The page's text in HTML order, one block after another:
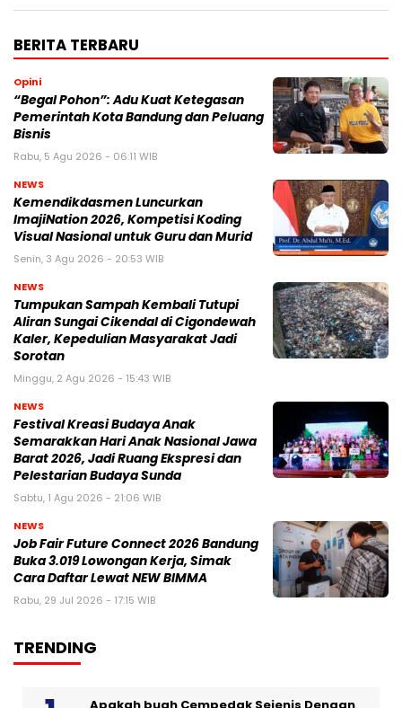
BERITA TERBARU
Opini
“Begal Pohon”: Adu Kuat Ketegasan
Pemerintah Kota Bandung dan Peluang
Bisnis
Rabu, 5 Agu 2026 - 06:11 WIB
NEWS
Kemendikdasmen Luncurkan
ImajiNation 2026, Kompetisi Koding
Visual Nasional untuk Guru dan Murid
Senin, 3 Agu 2026 - 20:53 WIB
NEWS
Tumpukan Sampah Kembali Tutupi
Aliran Sungai Cikendal di Cigondewah
Kaler, Kepedulian Masyarakat Jadi
Sorotan
Minggu, 2 Agu 2026 - 15:43 WIB
NEWS
Festival Kreasi Budaya Anak
Semarakkan Hari Anak Nasional Jawa
Barat 2026, Jadi Ruang Ekspresi dan
Pelestarian Budaya Sunda
Sabtu, 1 Agu 2026 - 21:06 WIB
NEWS
Job Fair Future Connect 2026 Bandung
Buka 3.019 Lowongan Kerja, Simak
Cara Daftar Lewat NEW BIMMA
Rabu, 29 Jul 2026 - 17:15 WIB
TRENDING